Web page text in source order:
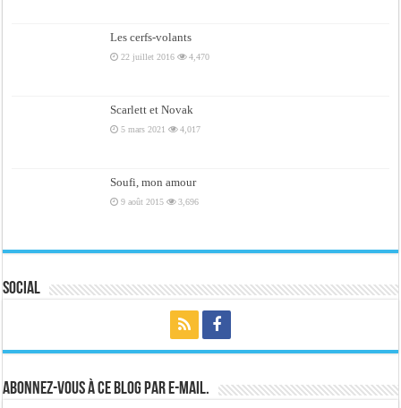
Les cerfs-volants
22 juillet 2016 4,470
Scarlett et Novak
5 mars 2021 4,017
Soufi, mon amour
9 août 2015 3,696
Social
Abonnez-vous à ce blog par e-mail.